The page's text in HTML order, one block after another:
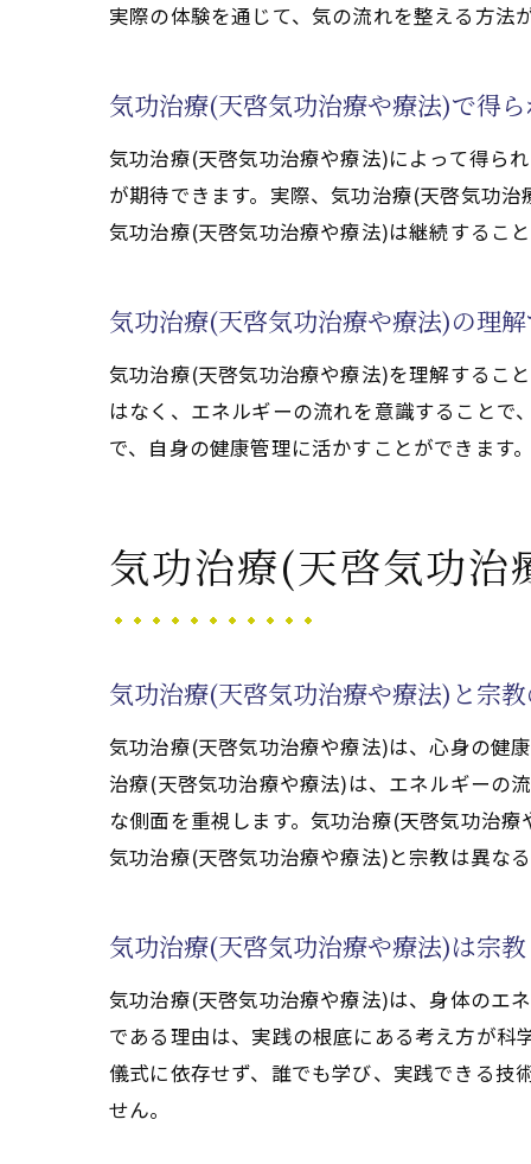
実際の体験を通じて、気の流れを整える方法
気功治療(天啓気功治療や療法)で得
気功治療(天啓気功治療や療法)によって得ら
が期待できます。実際、気功治療(天啓気功
気功治療(天啓気功治療や療法)は継続するこ
気功治療(天啓気功治療や療法)の理
気功治療(天啓気功治療や療法)を理解するこ
はなく、エネルギーの流れを意識すること
で、自身の健康管理に活かすことができます
気功治療(天啓気功治
気功治療(天啓気功治療や療法)と宗
気功治療(天啓気功治療や療法)は、心身の健
治療(天啓気功治療や療法)は、エネルギーの
な側面を重視します。気功治療(天啓気功治
気功治療(天啓気功治療や療法)と宗教は異な
気功治療(天啓気功治療や療法)は宗
気功治療(天啓気功治療や療法)は、身体のエ
である理由は、実践の根底にある考え方が
儀式に依存せず、誰でも学び、実践できる技
せん。